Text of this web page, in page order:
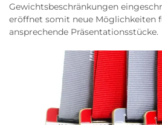
Gewichtsbeschränkungen
eröffnet somit neue Möglichkeiten
ansprechende Präsentationsstücke.